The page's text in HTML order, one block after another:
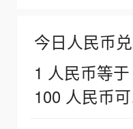
今日人民币
1 人民币等
100 人民币